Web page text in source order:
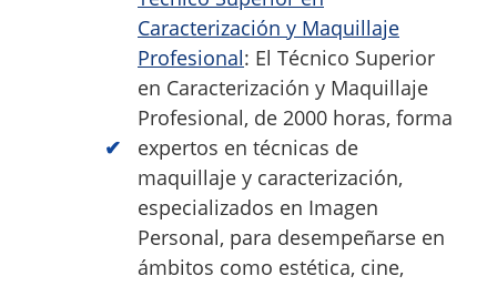
Caracterización y Maquillaje
Profesional: El Técnico Superior
en Caracterización y Maquillaje
Profesional, de 2000 horas, forma
expertos en técnicas de
maquillaje y caracterización,
especializados en Imagen
Personal, para desempeñarse en
ámbitos como estética, cine,